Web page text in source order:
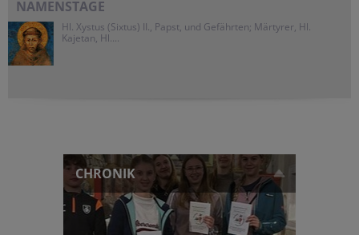
NAMENSTAGE
Hl. Xystus (Sixtus) II., Papst, und Gefährten; Märtyrer, Hl.
Kajetan, Hl....
CHRONIK